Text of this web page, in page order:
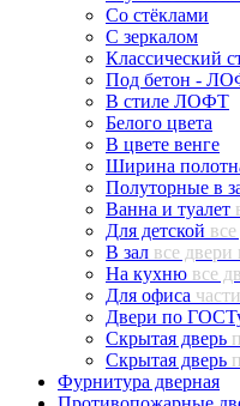
Со стёклами
С зеркалом
Классический
Под бетон -
В стиле ЛОФТ
Белого цвета
В цвете венге
Ширина
Полуторные в
Ванна и туалет
Для детской
В зал все двери
На кухню все
Для офиса
Двери по
Скрытая дверь
Скрытая дверь
Фурнитура дверная